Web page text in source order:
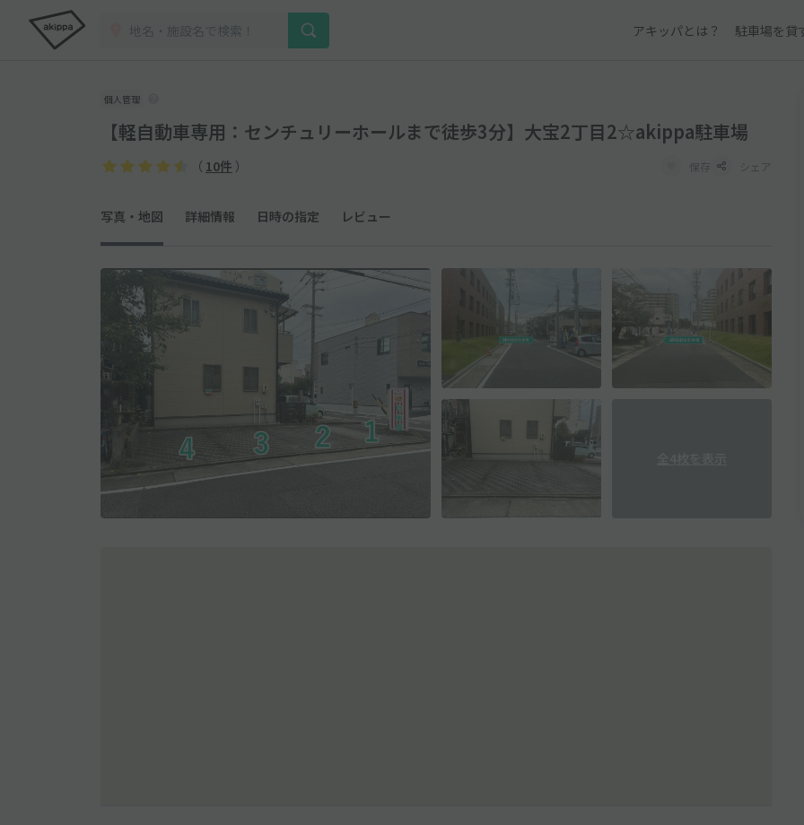
アキッパとは？ 駐車場を貸
個人管理
【軽自動車専用：センチュリーホールまで徒歩3分】大宝2丁目2☆akippa駐車場
（ 10件 ） 保存 シェア
写真・地図 詳細情報 日時の指定 レビュー